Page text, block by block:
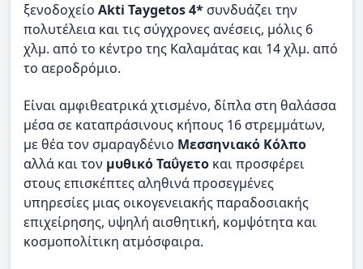
ξενοδοχείο Akti Taygetos 4* συνδυάζει την
πολυτέλεια και τις σύγχρονες ανέσεις, μόλις 6
χλμ. από το κέντρο της Καλαμάτας και 14 χλμ. από
το αεροδρόμιο.
Είναι αμφιθεατρικά χτισμένο, δίπλα στη θαλάσσα
μέσα σε καταπράσινους κήπους 16 στρεμμάτων,
με θέα τον σμαραγδένιο Μεσσηνιακό Κόλπο
αλλά και τον μυθικό Ταΰγετο και προσφέρει
στους επισκέπτες αληθινά προσεγμένες
υπηρεσίες μιας οικογενειακής παραδοσιακής
επιχείρησης, υψηλή αισθητική, κομψότητα και
κοσμοπολίτικη ατμόσφαιρα.